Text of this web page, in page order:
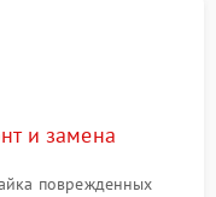
и замена
поврежденных